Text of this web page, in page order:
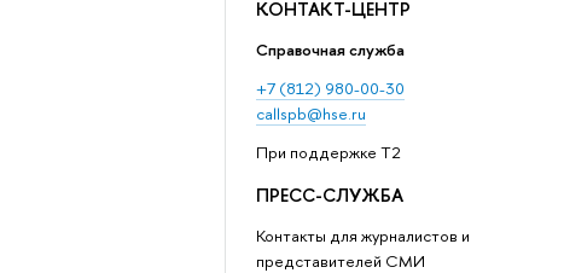
КОНТАКТ-ЦЕНТР
Справочная служба
+7 (812) 980-00-30
callspb@hse.ru
При поддержке T2
ПРЕСС-СЛУЖБА
Контакты для журналистов и
представителей СМИ